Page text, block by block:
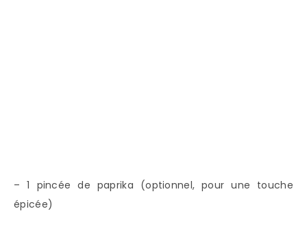
– 1 pincée de paprika (optionnel, pour une touche
épicée)